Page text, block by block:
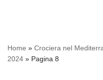
Home » Crociera nel
2024 » Pagina 8